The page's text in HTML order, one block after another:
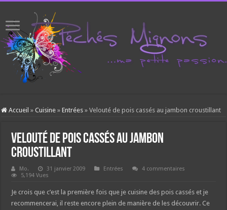
Accueil » Cuisine » Entrées » Velouté de pois cassés au jambon croustillant
Velouté de pois cassés au jambon
croustillant
Mo. 31 janvier 2009 Entrées
4 commentaires
5,194 Vues
Je crois que c’est la première fois que je cuisine des pois cassés et je
recommencerai, il reste encore plein de manière de les découvrir. Ce